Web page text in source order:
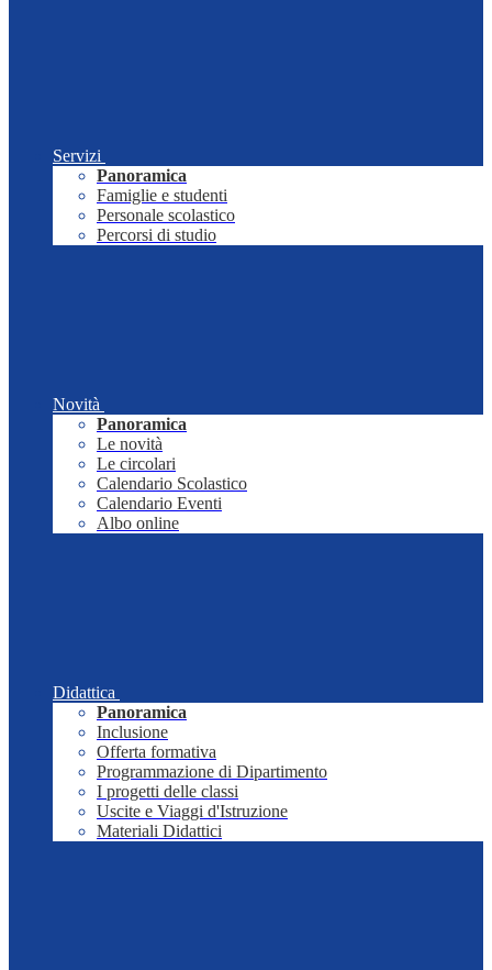
Servizi
Panoramica
Famiglie e studenti
Personale scolastico
Percorsi di studio
Novità
Panoramica
Le novità
Le circolari
Calendario Scolastico
Calendario Eventi
Albo online
Didattica
Panoramica
Inclusione
Offerta formativa
Programmazione di Dipartimento
I progetti delle classi
Uscite e Viaggi d'Istruzione
Materiali Didattici